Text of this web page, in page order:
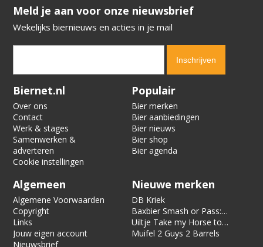
​​​​​​​Meld je aan voor onze nieuwsbrief
Wekelijks biernieuws en acties in je mail
Verification code:
Biernet.nl
Over ons
Contact
Werk & stages
Samenwerken &
adverteren
Cookie instellingen
Populair
Bier merken
Bier aanbiedingen
Bier nieuws
Bier shop
Bier agenda
Algemeen
Algemene Voorwaarden
Copyright
Links
Jouw eigen account
Nieuwsbrief
Nieuwe merken
DB Kriek
Baxbier Smash or Pass:
Strata
Uiltje Take my Horse to
the Hotel Room
Muifel 2 Guys 2 Barrels